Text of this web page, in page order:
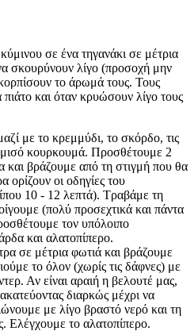
σε ένα τηγανάκι σε μέτρια
σκουρύνουν λίγο (προσοχή μην
το άρωμά τους. Τους
και όταν κρυώσουν λίγο τους
με το κρεμμύδι, το σκόρδο, τις
μισό κουρκουμά. Προσθέτουμε 2
και βράζουμε από τη στιγμή που θα
οι οδηγίες του
10 - 12 λεπτά). Τραβάμε τη
(πολύ προσεχτικά και πάντα
τον υπόλοιπο
και αλατοπίπερο.
σε μέτρια φωτιά και βράζουμε
το όλον (χωρίς τις δάφνες) με
Αν είναι αραιή η βελουτέ μας,
διαρκώς μέχρι να
με λίγο βραστό νερό και τη
Ελέγχουμε το αλατοπίπερο.